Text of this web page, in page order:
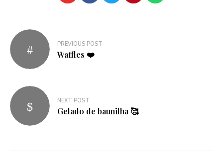
Navegação
de
artigos
PREVIOUS POST
Waffles ❤️
NEXT POST
Gelado de baunilha 🥰